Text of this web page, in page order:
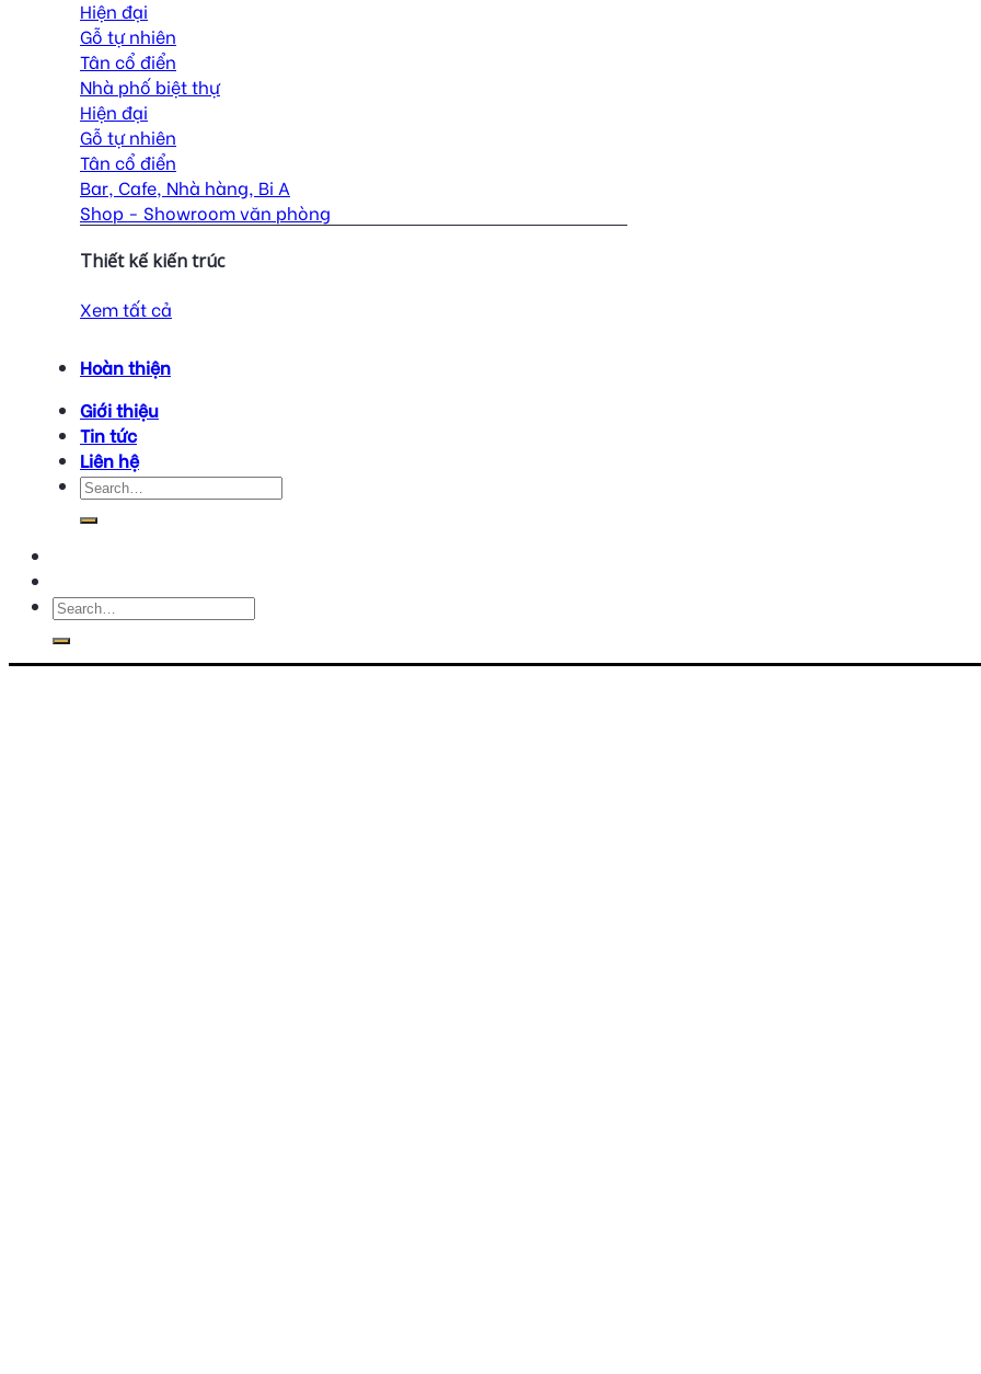
Hiện đại
Gỗ tự nhiên
Tân cổ điển
Nhà phố biệt thự
Hiện đại
Gỗ tự nhiên
Tân cổ điển
Bar, Cafe, Nhà hàng, Bi A
Shop - Showroom văn phòng
Thiết kế kiến trúc
Xem tất cả
Hoàn thiện
Giới thiệu
Tin tức
Liên hệ